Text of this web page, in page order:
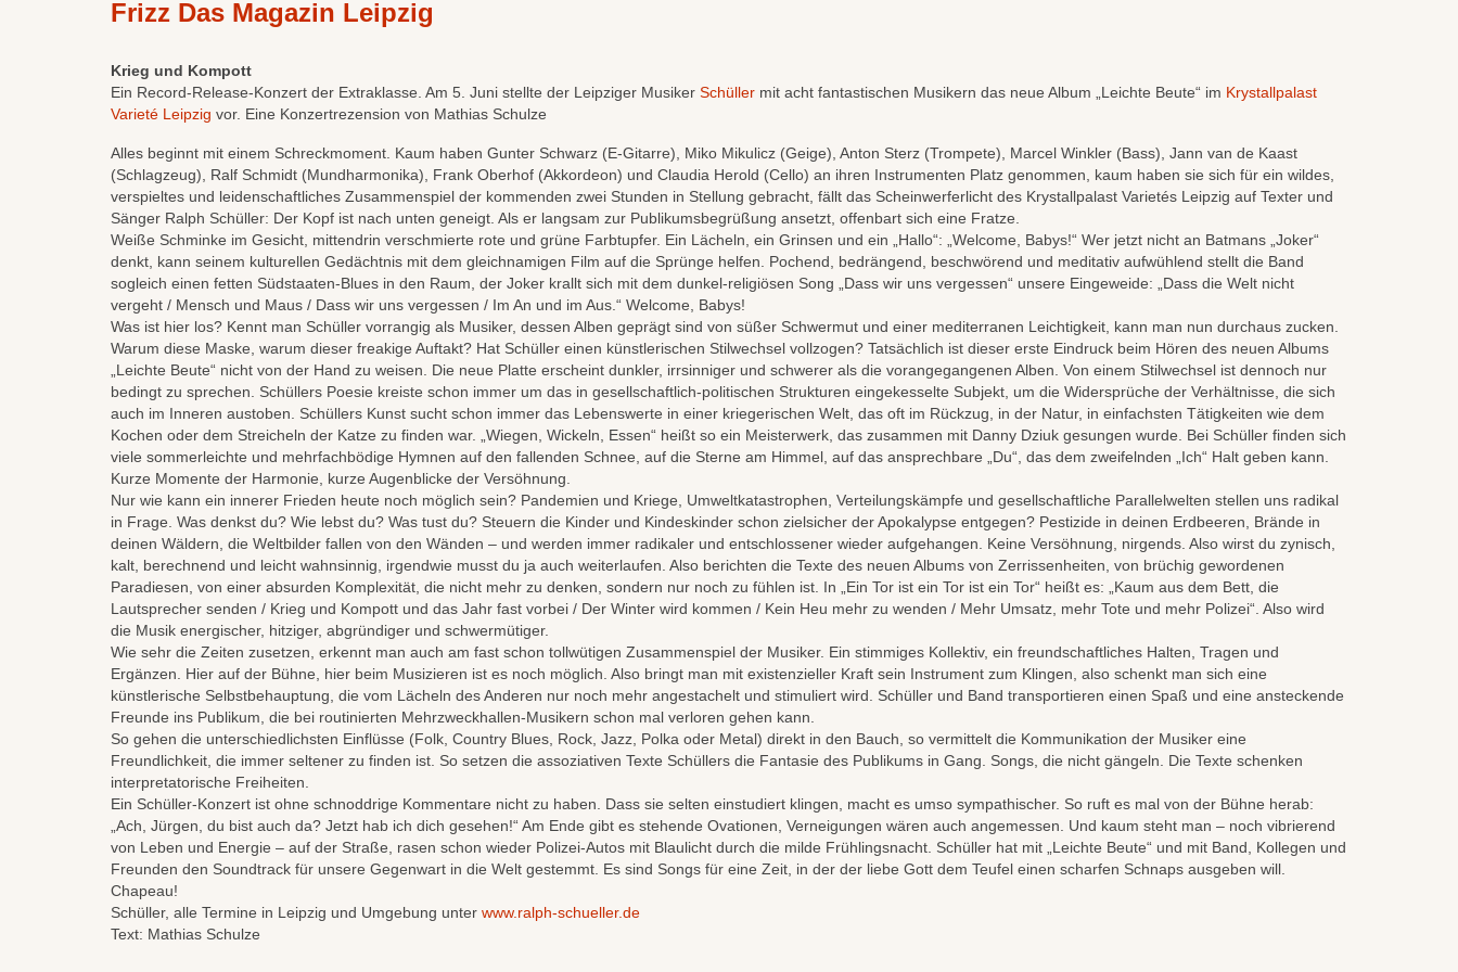
Frizz Das Magazin Leipzig
Krieg und Kompott
Ein Record-Release-Konzert der Extraklasse. Am 5. Juni stellte der Leipziger Musiker Schüller mit acht fantastischen Musikern das neue Album „Leichte Beute“ im Krystallpalast
Varieté Leipzig vor. Eine Konzertrezension von Mathias Schulze
Alles beginnt mit einem Schreckmoment. Kaum haben Gunter Schwarz (E-Gitarre), Miko Mikulicz (Geige), Anton Sterz (Trompete), Marcel Winkler (Bass), Jann van de Kaast
(Schlagzeug), Ralf Schmidt (Mundharmonika), Frank Oberhof (Akkordeon) und Claudia Herold (Cello) an ihren Instrumenten Platz genommen, kaum haben sie sich für ein wildes,
verspieltes und leidenschaftliches Zusammenspiel der kommenden zwei Stunden in Stellung gebracht, fällt das Scheinwerferlicht des Krystallpalast Varietés Leipzig auf Texter und
Sänger Ralph Schüller: Der Kopf ist nach unten geneigt. Als er langsam zur Publikumsbegrüßung ansetzt, offenbart sich eine Fratze.
Weiße Schminke im Gesicht, mittendrin verschmierte rote und grüne Farbtupfer. Ein Lächeln, ein Grinsen und ein „Hallo“: „Welcome, Babys!“ Wer jetzt nicht an Batmans „Joker“
denkt, kann seinem kulturellen Gedächtnis mit dem gleichnamigen Film auf die Sprünge helfen. Pochend, bedrängend, beschwörend und meditativ aufwühlend stellt die Band
sogleich einen fetten Südstaaten-Blues in den Raum, der Joker krallt sich mit dem dunkel-religiösen Song „Dass wir uns vergessen“ unsere Eingeweide: „Dass die Welt nicht
vergeht / Mensch und Maus / Dass wir uns vergessen / Im An und im Aus.“ Welcome, Babys!
Was ist hier los? Kennt man Schüller vorrangig als Musiker, dessen Alben geprägt sind von süßer Schwermut und einer mediterranen Leichtigkeit, kann man nun durchaus zucken.
Warum diese Maske, warum dieser freakige Auftakt? Hat Schüller einen künstlerischen Stilwechsel vollzogen? Tatsächlich ist dieser erste Eindruck beim Hören des neuen Albums
„Leichte Beute“ nicht von der Hand zu weisen. Die neue Platte erscheint dunkler, irrsinniger und schwerer als die vorangegangenen Alben. Von einem Stilwechsel ist dennoch nur
bedingt zu sprechen. Schüllers Poesie kreiste schon immer um das in gesellschaftlich-politischen Strukturen eingekesselte Subjekt, um die Widersprüche der Verhältnisse, die sich
auch im Inneren austoben. Schüllers Kunst sucht schon immer das Lebenswerte in einer kriegerischen Welt, das oft im Rückzug, in der Natur, in einfachsten Tätigkeiten wie dem
Kochen oder dem Streicheln der Katze zu finden war. „Wiegen, Wickeln, Essen“ heißt so ein Meisterwerk, das zusammen mit Danny Dziuk gesungen wurde. Bei Schüller finden sich
viele sommerleichte und mehrfachbödige Hymnen auf den fallenden Schnee, auf die Sterne am Himmel, auf das ansprechbare „Du“, das dem zweifelnden „Ich“ Halt geben kann.
Kurze Momente der Harmonie, kurze Augenblicke der Versöhnung.
Nur wie kann ein innerer Frieden heute noch möglich sein? Pandemien und Kriege, Umweltkatastrophen, Verteilungskämpfe und gesellschaftliche Parallelwelten stellen uns radikal
in Frage. Was denkst du? Wie lebst du? Was tust du? Steuern die Kinder und Kindeskinder schon zielsicher der Apokalypse entgegen? Pestizide in deinen Erdbeeren, Brände in
deinen Wäldern, die Weltbilder fallen von den Wänden – und werden immer radikaler und entschlossener wieder aufgehangen. Keine Versöhnung, nirgends. Also wirst du zynisch,
kalt, berechnend und leicht wahnsinnig, irgendwie musst du ja auch weiterlaufen. Also berichten die Texte des neuen Albums von Zerrissenheiten, von brüchig gewordenen
Paradiesen, von einer absurden Komplexität, die nicht mehr zu denken, sondern nur noch zu fühlen ist. In „Ein Tor ist ein Tor ist ein Tor“ heißt es: „Kaum aus dem Bett, die
Lautsprecher senden / Krieg und Kompott und das Jahr fast vorbei / Der Winter wird kommen / Kein Heu mehr zu wenden / Mehr Umsatz, mehr Tote und mehr Polizei“. Also wird
die Musik energischer, hitziger, abgründiger und schwermütiger.
Wie sehr die Zeiten zusetzen, erkennt man auch am fast schon tollwütigen Zusammenspiel der Musiker. Ein stimmiges Kollektiv, ein freundschaftliches Halten, Tragen und
Ergänzen. Hier auf der Bühne, hier beim Musizieren ist es noch möglich. Also bringt man mit existenzieller Kraft sein Instrument zum Klingen, also schenkt man sich eine
künstlerische Selbstbehauptung, die vom Lächeln des Anderen nur noch mehr angestachelt und stimuliert wird. Schüller und Band transportieren einen Spaß und eine ansteckende
Freunde ins Publikum, die bei routinierten Mehrzweckhallen-Musikern schon mal verloren gehen kann.
So gehen die unterschiedlichsten Einflüsse (Folk, Country Blues, Rock, Jazz, Polka oder Metal) direkt in den Bauch, so vermittelt die Kommunikation der Musiker eine
Freundlichkeit, die immer seltener zu finden ist. So setzen die assoziativen Texte Schüllers die Fantasie des Publikums in Gang. Songs, die nicht gängeln. Die Texte schenken
interpretatorische Freiheiten.
Ein Schüller-Konzert ist ohne schnoddrige Kommentare nicht zu haben. Dass sie selten einstudiert klingen, macht es umso sympathischer. So ruft es mal von der Bühne herab:
„Ach, Jürgen, du bist auch da? Jetzt hab ich dich gesehen!“ Am Ende gibt es stehende Ovationen, Verneigungen wären auch angemessen. Und kaum steht man – noch vibrierend
von Leben und Energie – auf der Straße, rasen schon wieder Polizei-Autos mit Blaulicht durch die milde Frühlingsnacht. Schüller hat mit „Leichte Beute“ und mit Band, Kollegen und
Freunden den Soundtrack für unsere Gegenwart in die Welt gestemmt. Es sind Songs für eine Zeit, in der der liebe Gott dem Teufel einen scharfen Schnaps ausgeben will.
Chapeau!
Schüller, alle Termine in Leipzig und Umgebung unter www.ralph-schueller.de
Text: Mathias Schulze